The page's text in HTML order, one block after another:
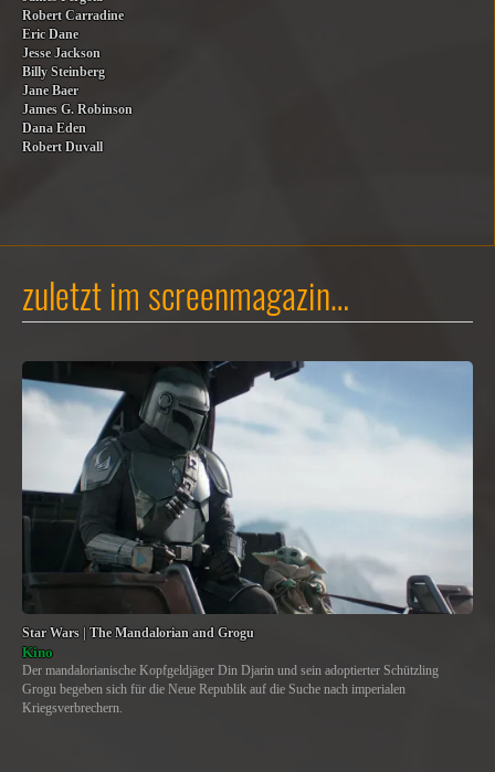
Robert Carradine
Eric Dane
Jesse Jackson
Billy Steinberg
Jane Baer
James G. Robinson
Dana Eden
Robert Duvall
zuletzt im screenmagazin…
Star Wars | The Mandalorian and Grogu
Kino
Der mandalorianische Kopfgeldjäger Din Djarin und sein adoptierter Schützling
Grogu begeben sich für die Neue Republik auf die Suche nach imperialen
Kriegsverbrechern.